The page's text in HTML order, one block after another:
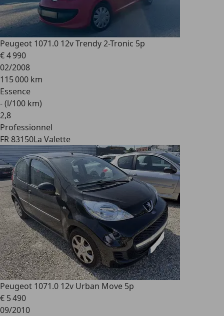
Peugeot 1071.0 12v Trendy 2-Tronic 5p
€ 4 990
02/2008
115 000 km
Essence
- (l/100 km)
2,8
Professionnel
FR 83150La Valette
Peugeot 1071.0 12v Urban Move 5p
€ 5 490
09/2010